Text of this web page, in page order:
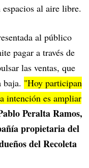
al aire libre.
al público
pagar a través de
las ventas, que
baja. "Hoy participan
intención es ampliar
Peralta Ramos,
propietaria del
del Recoleta